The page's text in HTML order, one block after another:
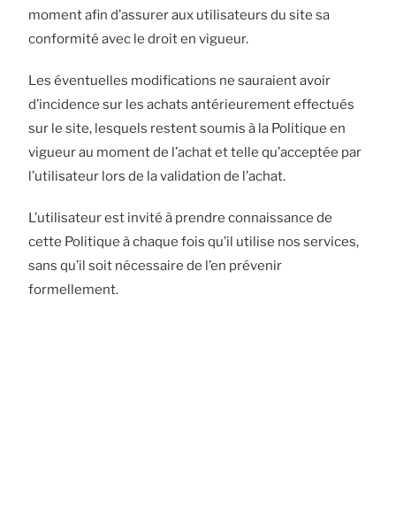
moment afin d’assurer aux utilisateurs du site sa
conformité avec le droit en vigueur.
Les éventuelles modifications ne sauraient avoir
d’incidence sur les achats antérieurement effectués
sur le site, lesquels restent soumis à la Politique en
vigueur au moment de l’achat et telle qu’acceptée par
l’utilisateur lors de la validation de l’achat.
L’utilisateur est invité à prendre connaissance de
cette Politique à chaque fois qu’il utilise nos services,
sans qu’il soit nécessaire de l’en prévenir
formellement.